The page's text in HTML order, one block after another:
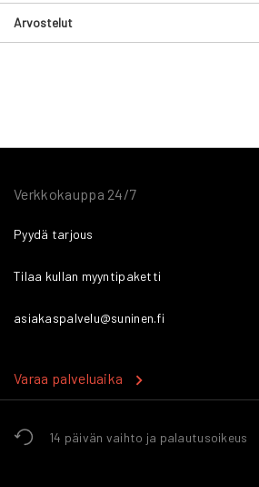
Arvostelut
14 päivän vaihto ja palautusoikeus
Verkkokauppa 24/7
Pyydä tarjous
Tilaa kullan myyntipaketti
asiakaspalvelu@suninen.fi
Varaa palveluaika